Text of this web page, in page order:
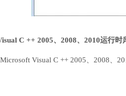
C ++ 2005、2008、2010运行时
Visual C ++ 2005、2008、